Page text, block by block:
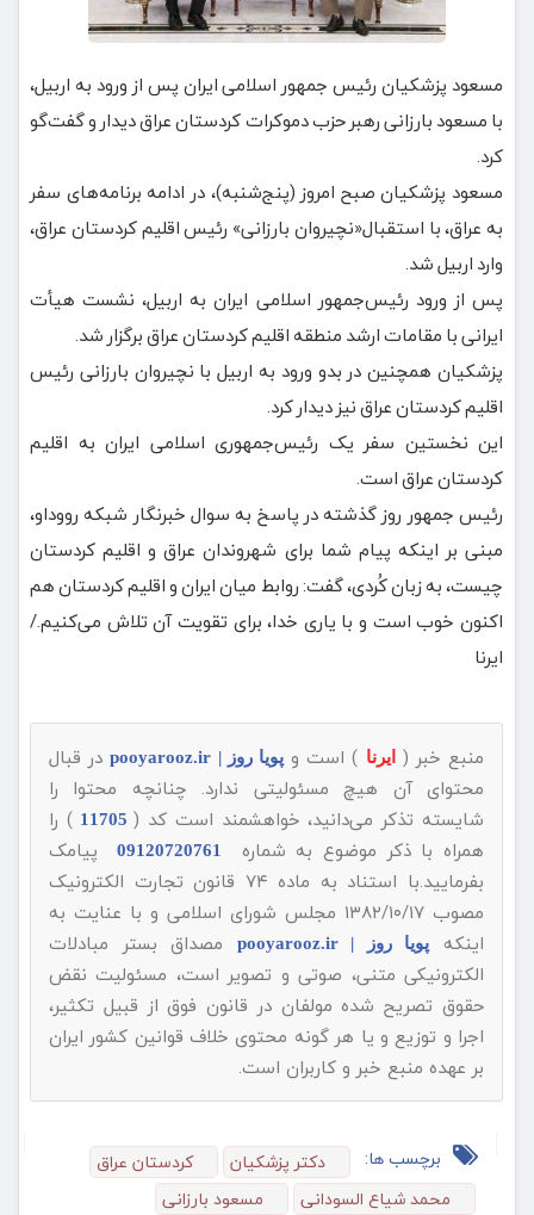
مسعود پزشکیان رئیس جمهور اسلامی ایران پس از ورود به اربیل،
با مسعود بارزانی رهبر حزب دموکرات کردستان عراق دیدار و گفت‌گو
کرد.
مسعود پزشکیان صبح امروز (پنج‌شنبه)، در ادامه برنامه‌های سفر
به عراق، با استقبال«نچیروان بارزانی» رئیس اقلیم کردستان عراق،
وارد اربیل شد.
پس از ورود رئیس‌جمهور اسلامی ایران به اربیل، نشست هیأت
ایرانی با مقامات ارشد منطقه اقلیم کردستان عراق برگزار شد.
پزشکیان همچنین در بدو ورود به اربیل با نچیروان بارزانی رئیس
اقلیم کردستان عراق نیز دیدار کرد.
این نخستین سفر یک رئیس‌جمهوری اسلامی ایران به اقلیم
کردستان عراق است.
رئیس جمهور روز گذشته در پاسخ به سوال خبرنگار شبکه رووداو،
مبنی بر اینکه پیام شما برای شهروندان عراق و اقلیم کردستان
چیست، به زبان کُردی، گفت: روابط میان ایران و اقلیم کردستان هم
اکنون خوب است و با یاری خدا، برای تقویت آن تلاش می‌کنیم./
ایرنا
منبع خبر ( ایرنا ) است وپویا روز | pooyarooz.ir
در قبال
محتوای آن هیچ مسئولیتی ندارد. چنانچه محتوا را
شایسته تذکر می‌دانید، خواهشمند است کد (11705
) را
همراه با ذکر موضوع به شماره
پیامک
بفرمایید.با استناد به ماده ۷۴ قانون تجارت الکترونیک
مصوب ۱۳۸۲/۱۰/۱۷ مجلس شورای اسلامی و با عنایت به
اینکهپویا روز | pooyarooz.ir
مصداق بستر مبادلات
الکترونیکی متنی، صوتی و تصویر است، مسئولیت نقض
حقوق تصریح شده مولفان در قانون فوق از قبیل تکثیر،
اجرا و توزیع و یا هر گونه محتوی خلاف قوانین کشور ایران
بر عهده منبع خبر و کاربران است.
برچسب ها: دکتر پزشکیان
کردستان عراق
محمد شیاع السودانی
مسعود بارزانی